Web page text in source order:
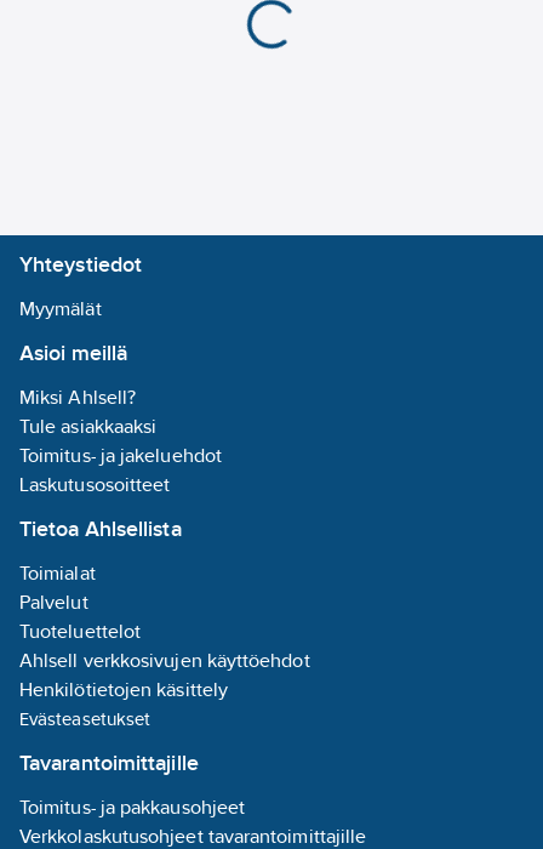
Yhteystiedot
Myymälät
Asioi meillä
Miksi Ahlsell?
Tule asiakkaaksi
Toimitus- ja jakeluehdot
Laskutusosoitteet
Tietoa Ahlsellista
Toimialat
Palvelut
Tuoteluettelot
Ahlsell verkkosivujen käyttöehdot
Henkilötietojen käsittely
Evästeasetukset
Tavarantoimittajille
Toimitus- ja pakkausohjeet
Verkkolaskutusohjeet tavarantoimittajille